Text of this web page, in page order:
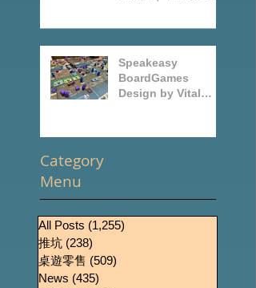
Speakeasy
BoardGames
Design by Vital
Category
Menu
All Posts (1,255)
推坑 (238)
桌遊零售 (509)
News (435)